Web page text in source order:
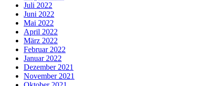
Juli 2022
Juni 2022
Mai 2022
April 2022
März 2022
Februar 2022
Januar 2022
Dezember 2021
November 2021